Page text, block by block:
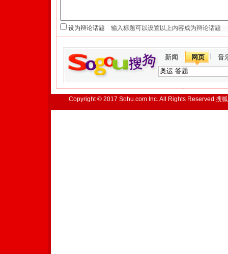
设为辩论话题
新闻 网页 音
Copyright © 2017 Sohu.com Inc. All Rights Reserved.搜